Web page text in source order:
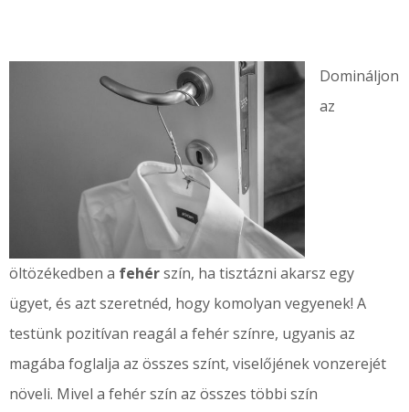
Domináljon
az
öltözékedben a fehérszín, ha tisztázni akarsz egy
ügyet, és azt szeretnéd, hogy komolyan vegyenek! A
testünk pozitívan reagál a fehér színre, ugyanis az
magába foglalja az összes színt, viselőjének vonzerejét
növeli. Mivel a fehér szín az összes többi szín